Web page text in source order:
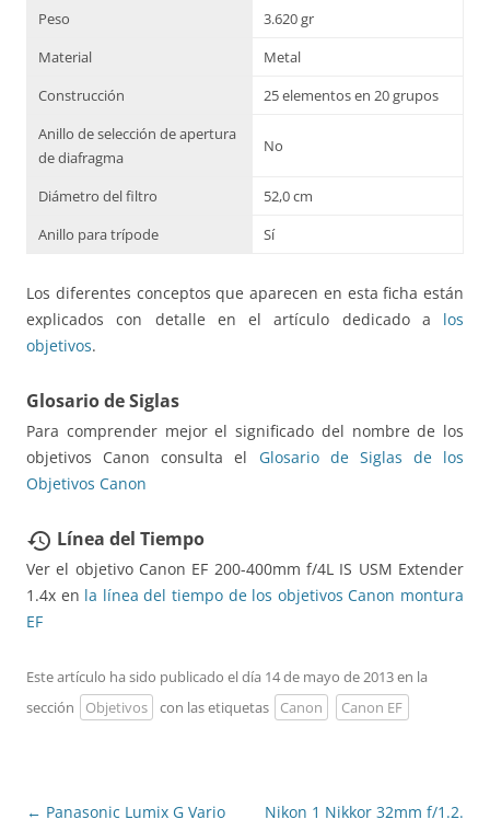
Peso
3.620 gr
Material
Metal
Construcción
25 elementos en 20 grupos
Anillo de selección de apertura
de diafragma
No
Diámetro del filtro
52,0 cm
Anillo para trípode
Sí
Los diferentes conceptos que aparecen en esta ficha están
explicados con detalle en el artículo dedicado a los
objetivos.
Glosario de Siglas
Para comprender mejor el significado del nombre de los
objetivos Canon consulta el Glosario de Siglas de los
Objetivos Canon
restore Línea del Tiempo
Ver el objetivo Canon EF 200-400mm f/4L IS USM Extender
1.4x en la línea del tiempo de los objetivos Canon montura
EF
Este artículo ha sido publicado el día 14 de mayo de 2013 en la
sección
Objetivos con las etiquetas Canon Canon EF
Navegación
← Panasonic Lumix G Vario
Nikon 1 Nikkor 32mm f/1.2.